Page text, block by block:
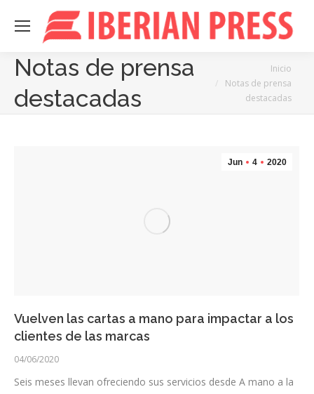
Notas de prensa
destacadas
Inicio
Notas de prensa
destacadas
Jun 4 2020
Vuelven las cartas a mano para impactar a los
clientes de las marcas
04/06/2020
Seis meses llevan ofreciendo sus servicios desde A mano a la